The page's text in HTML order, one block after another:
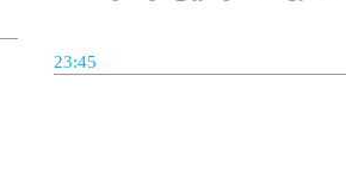
23:45